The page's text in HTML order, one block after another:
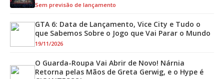
Sem previsão de lançamento
GTA 6: Data de Lançamento, Vice City e Tudo o
que Sabemos Sobre o Jogo que Vai Parar o Mundo
19/11/2026
O Guarda-Roupa Vai Abrir de Novo! Nárnia
Retorna pelas Mãos de Greta Gerwig, e o Hype é